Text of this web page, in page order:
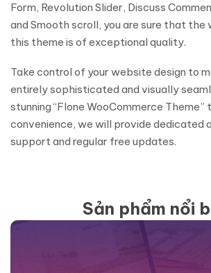
Form, Revolution Slider, Discuss
and Smooth scroll, you are sure that
this theme is of exceptional quality.
Take control of your website design to
entirely sophisticated and visually
stunning “Flone WooCommerce Theme”
convenience, we will provide
support and regular free updates.
Sản phẩm nổi